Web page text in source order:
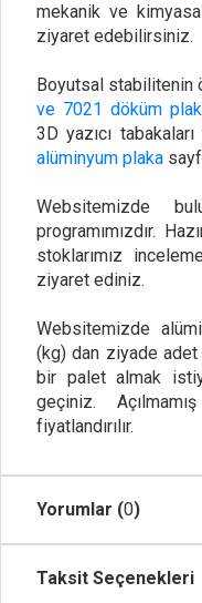
mekanik ve
ziyaret edebilirsiniz.
Boyutsal stabilitenin
ve 7021 döküm
3D yazıcı
alüminyum plaka
Websitemizde
programımızdır.
stoklarımız
ziyaret ediniz.
Websitemizde
(kg) dan ziyade adet
bir palet almak
geçiniz.
fiyatlandırılır.
Yorumlar (0)
Taksit Seçenekleri